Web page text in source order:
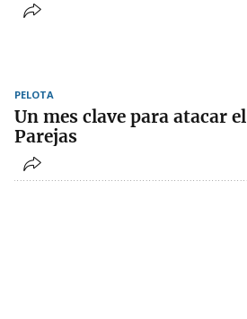
PELOTA
Un mes clave para atacar el
Parejas